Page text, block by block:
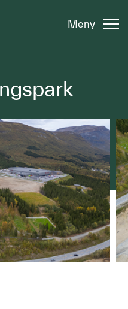
Meny